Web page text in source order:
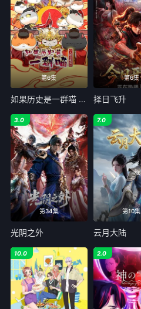
第6集
如果历史是一群喵 大明皇朝篇
第6集
择日飞升
第34集
3.0
光阴之外
第10集
7.0
云月大陆
10.0 2.0